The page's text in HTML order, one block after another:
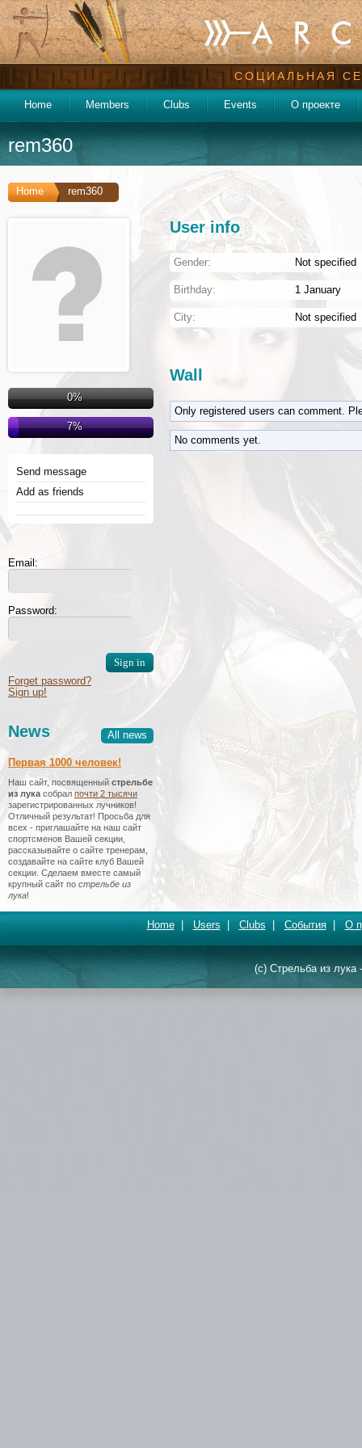
СОЦИАЛЬНАЯ
Home Members Clubs Events О проекте
rem360
Home rem360
0%
7%
Send message
Add as friends
Email:
Password:
Forget password?
Sign up!
All news
News
Первая 1000 человек!
Наш сайт, посвященный стрельбе
из лука собрал почти 2 тысячи
зарегистрированных лучников!
Отличный результат! Просьба для
всех - приглашайте на наш сайт
спортсменов Вашей секции,
рассказывайте о сайте тренерам,
создавайте на сайте клуб Вашей
секции. Сделаем вместе самый
крупный сайт по стрельбе из
лука!
User info
Gender: Not specified
Birthday: 1 January
City: Not specified
Wall
Only registered users can comment.
No comments yet.
Home| Users Clubs События| О
(c) Стрельба из лука